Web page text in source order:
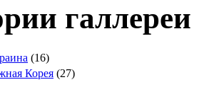
галлереи
(16)
Корея (27)